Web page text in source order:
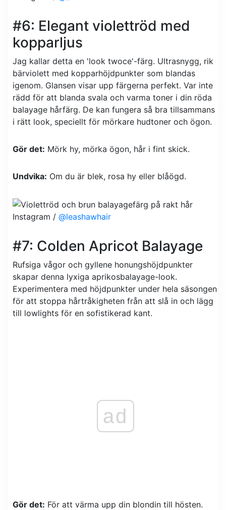
#6: Elegant violettröd med
kopparljus
Jag kallar detta en 'look twoce'-färg. Ultrasnygg, rik
bärviolett med kopparhöjdpunkter som blandas
igenom. Glansen visar upp färgerna perfekt. Var inte
rädd för att blanda svala och varma toner i din röda
balayage hårfärg. De kan fungera så bra tillsammans
i rätt look, speciellt för mörkare hudtoner och ögon.
Gör det: Mörk hy, mörka ögon, hår i fint skick.
Undvika: Om du är blek, rosa hy eller blåögd.
Instagram / @leashawhair
#7: Colden Apricot Balayage
Rufsiga vågor och gyllene honungshöjdpunkter
skapar denna lyxiga aprikosbalayage-look.
Experimentera med höjdpunkter under hela säsongen
för att stoppa hårtråkigheten från att slå in och lägg
till lowlights för en sofistikerad kant.
ad
Gör det: För att värma upp din blondin till hösten.